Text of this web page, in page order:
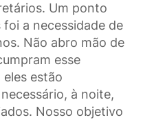
Um ponto
a necessidade de
Não abro mão de
esse
estão
à noite,
Nosso objetivo